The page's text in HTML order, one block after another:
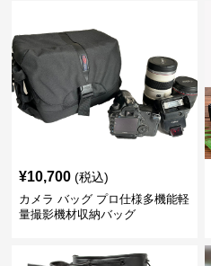
¥10,700 (税込)
カメラ バッグ プロ仕様多機能軽
量撮影機材収納バッグ